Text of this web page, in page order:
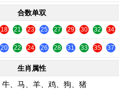
合数单双
18 21 23 25 27 29 30 32 34
20 22 24 26 28 31 33 35 37
生肖属性
牛、马、羊、鸡、狗、猪